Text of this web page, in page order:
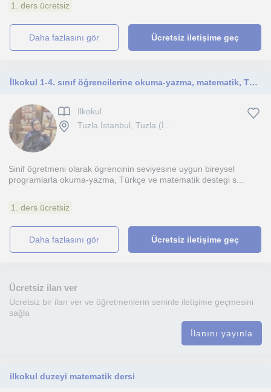
1. ders ücretsiz
daha fazlasını gör Ücretsiz iletişime geç
İlkokul 1-4. sınıf öğrencilerine okuma-yazma, matematik, Türkçe ve ödev takibi alanlarında birebir özel ders veriyorum
Ilkokul
Tuzla İstanbul, Tuzla (İ...
Sinif ögretmeni olarak ögrencinin seviyesine uygun bireysel
programlarla okuma-yazma, Türkçe ve matematik destegi s...
1. ders ücretsiz
daha fazlasını gör Ücretsiz iletişime geç
Ücretsiz ilan ver
Ücretsiz bir ilan ver ve öğretmenlerin seninle iletişime geçmesini
sağla
İlanını yayınla
ilkokul duzeyi matematik dersi